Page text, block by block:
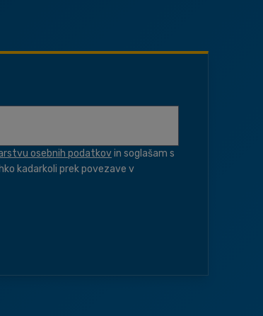
osebnih podatkovin soglašam s
kadarkoli prek povezave v